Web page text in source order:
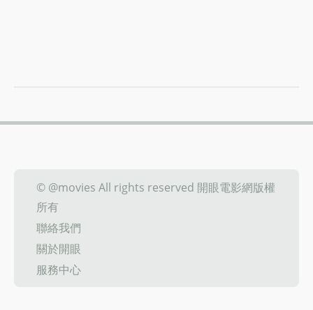
© @movies All rights reserved 開眼電影網版權
所有
聯絡我們
關於開眼
服務中心